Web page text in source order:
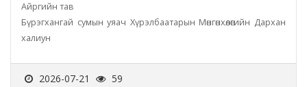
Айргийн тав
Бүрэгхангай сумын уяач Хүрэлбаатарын Мөнгөнхөлөгийн Дархан
халиун
2026-07-21
59